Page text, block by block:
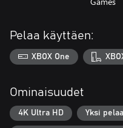
Pelaa käyttäen:
XBOX One
Ominaisuudet
4K Ultra HD Yksi